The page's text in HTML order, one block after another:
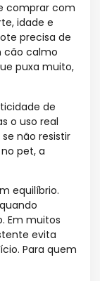
comprar com
idade e
precisa de
cão calmo
puxa muito,
de
o uso real
não resistir
pet, a
equilíbrio.
Em muitos
evita
Para quem